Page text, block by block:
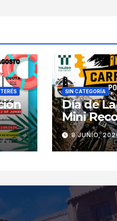
SIN CATEGORÍA
Día de
Mini
8 JUNIO,